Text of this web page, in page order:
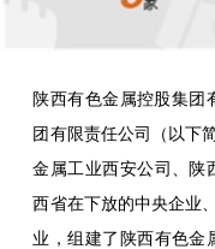
陕西有色金属控股集团
团有限责任公司（以下
金属工业西安公司、陕
西省在下放的中央企业
业，组建了陕西有色金